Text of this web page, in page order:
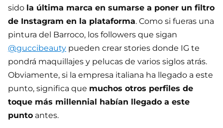
sido la última marca en sumarse a poner un filtro
de Instagram en la plataforma. Como si fueras una
pintura del Barroco, los followers que sigan
@guccibeauty pueden crear stories donde IG te
pondrá maquillajes y pelucas de varios siglos atrás.
Obviamente, si la empresa italiana ha llegado a este
punto, significa que muchos otros perfiles de
toque más millennial habían llegado a este
punto antes.